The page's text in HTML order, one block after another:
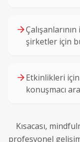
şirketler için
Etkinlikleri
konuşmacı
Kısacası,
profesyonel